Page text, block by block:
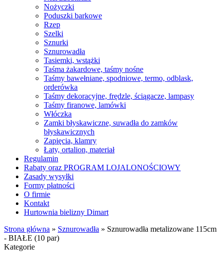
Nożyczki
Poduszki barkowe
Rzep
Szelki
Sznurki
Sznurowadła
Tasiemki, wstążki
Taśma żakardowe, taśmy nośne
Taśmy bawełniane, spodniowe, termo, odblask,
orderówka
Taśmy dekoracyjne, frędzle, ściągacze, lampasy
Taśmy firanowe, lamówki
Włóczka
Zamki błyskawiczne, suwadła do zamków
błyskawicznych
Zapięcia, klamry
Łaty, ortalion, materiał
Regulamin
Rabaty oraz PROGRAM LOJALONOŚCIOWY
Zasady wysyłki
Formy płatności
O firmie
Kontakt
Hurtownia bielizny Dimart
Strona główna » Sznurowadła » Sznurowadła metalizowane 115cm
- BIAŁE (10 par)
Kategorie